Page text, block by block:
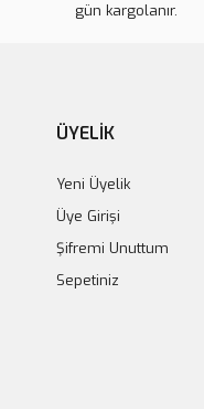
gün kargolanır.
ÜYELİK
Yeni Üyelik
Üye Girişi
Şifremi Unuttum
Sepetiniz